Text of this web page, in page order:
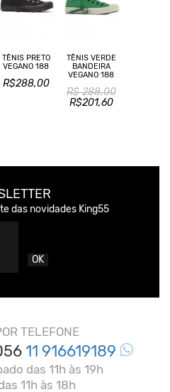
TÊNIS PRETO
VEGANO 188
R$288,00
TÊNIS VERDE
BANDEIRA
VEGANO 188
R$ 288,00
R$201,60
das novidades King55
OK
TELEFONE
11 916619189
das 11h às 19h
11h às 18h